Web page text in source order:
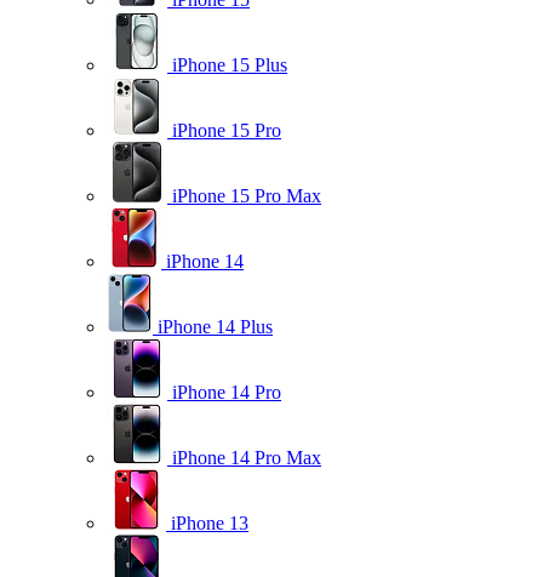
iPhone 15 Plus
iPhone 15 Pro
iPhone 15 Pro Max
iPhone 14
iPhone 14 Plus
iPhone 14 Pro
iPhone 14 Pro Max
iPhone 13